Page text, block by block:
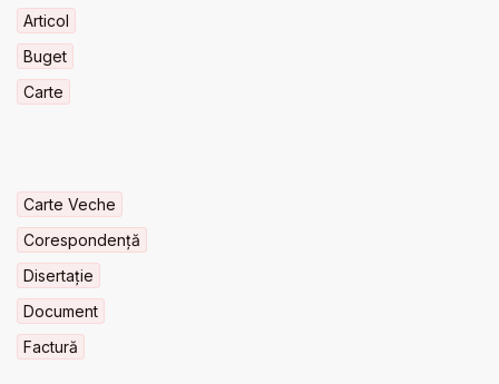
Articol
Buget
Carte
Carte Veche
Corespondență
Disertație
Document
Factură